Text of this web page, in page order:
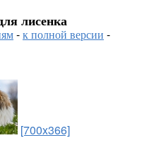
лисенка
-к полной версии -
[700x366]